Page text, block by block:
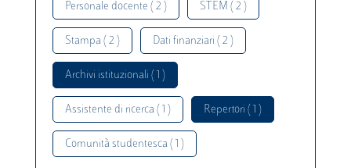
Personale docente ( 2 ) STEM ( 2 )
Stampa ( 2 ) Dati finanziari ( 2 )
Archivi istituzionali ( 1 )
Assistente di ricerca ( 1 ) Repertori ( 1 )
Comunità studentesca ( 1 )